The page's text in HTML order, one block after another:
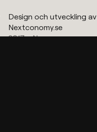
Design och utveckling av
Nextconomy.se
2017 - Nu